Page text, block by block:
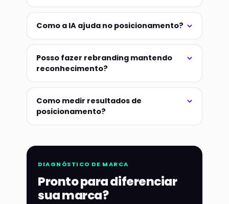
Como a IA ajuda no posicionamento?
Posso fazer rebranding mantendo
reconhecimento?
Como medir resultados de
posicionamento?
DIAGNÓSTICO DE MARCA
Pronto para diferenciar
sua marca?